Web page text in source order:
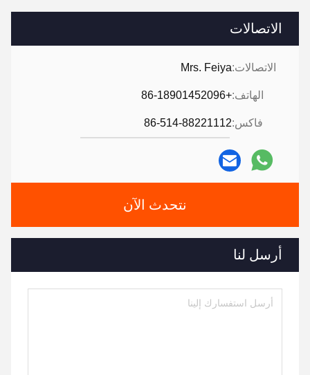
الاتصالات
الاتصالات:Mrs. Feiya
الهاتف:+86-18901452096
فاكس:86-514-88221112
نتحدث الآن
أرسل لنا